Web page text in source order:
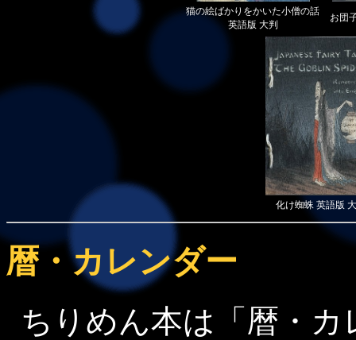
猫の絵ばかりをかいた小僧の話
英語版 大判
お団
化け蜘蛛 英語版
暦・カレンダー
ちりめん本は「暦・